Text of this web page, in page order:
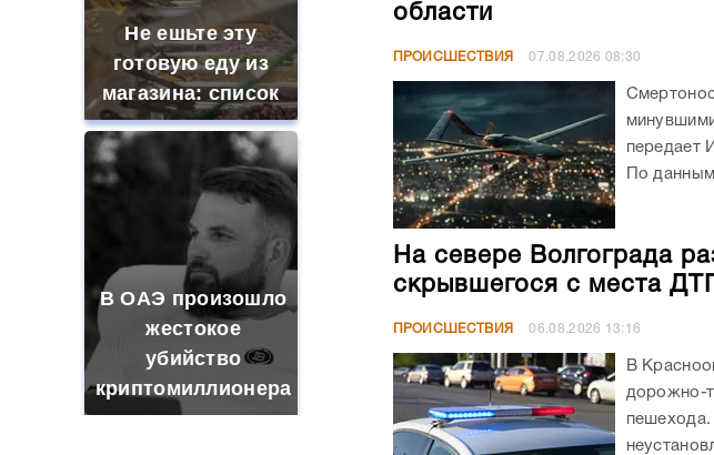
Не ешьте эту
готовую еду из
магазина: список
В ОАЭ произошло
жестокое
убийство
криптомиллионера
области
ПРОИСШЕСТВИЯ 07.08.2026 08:30
передает
По
На севере Волгограда
скрывшегося с места ДТП
ПРОИСШЕСТВИЯ 06.08.2026 13:16
В
дорожно-